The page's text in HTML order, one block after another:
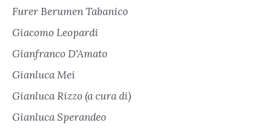
Furer Berumen Tabanico
Giacomo Leopardi
Gianfranco D'Amato
Gianluca Mei
Gianluca Rizzo (a cura di)
Gianluca Sperandeo